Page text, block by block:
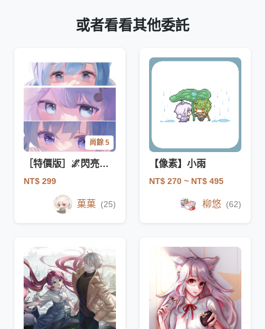
或者看看其他委託
尚餘 5
［特價版］🌌閃亮亮眼睛條🌌
NT$ 299
菓菓 (25)
【像素】小雨
NT$ 270 ~ NT$ 495
柳悠 (62)